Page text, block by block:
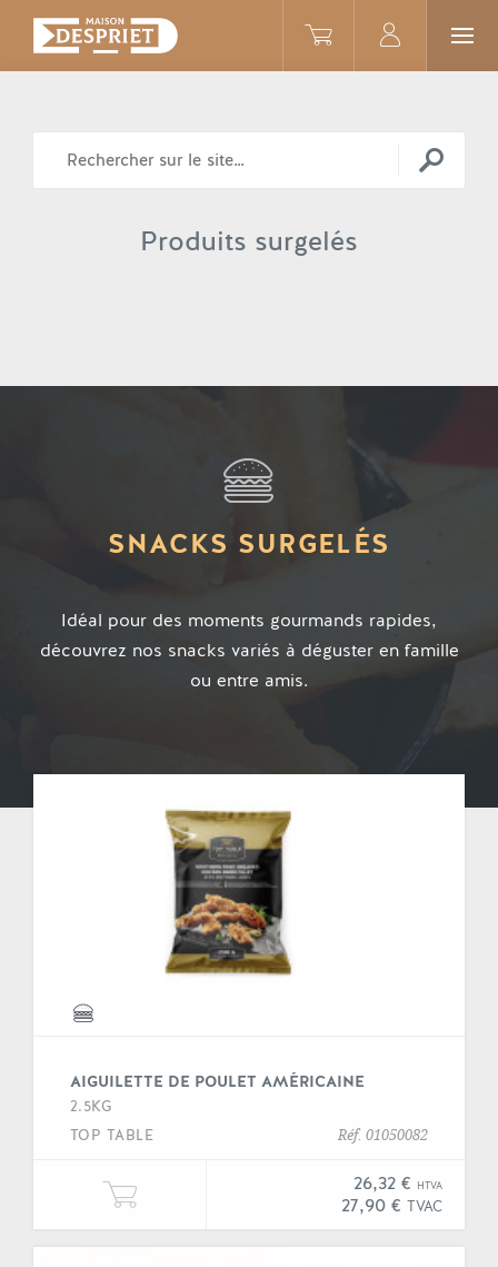
Produits surgelés
SNACKS SURGELÉS
Idéal pour des moments gourmands rapides,
découvrez nos snacks variés à déguster en famille
ou entre amis.
AIGUILETTE DE POULET AMÉRICAINE
2.5KG
TOP TABLE
Réf. 01050082
26,32 € HTVA
27,90 €TVAC
Ajouter une unité de "Aiguilette